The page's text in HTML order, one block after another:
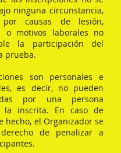
ninguna circunstancia,
causas de lesión,
o motivos laborales no
la participación del
prueba.
son personales e
es decir, no pueden
por una persona
la inscrita. En caso de
hecho, el Organizador se
de penalizar a